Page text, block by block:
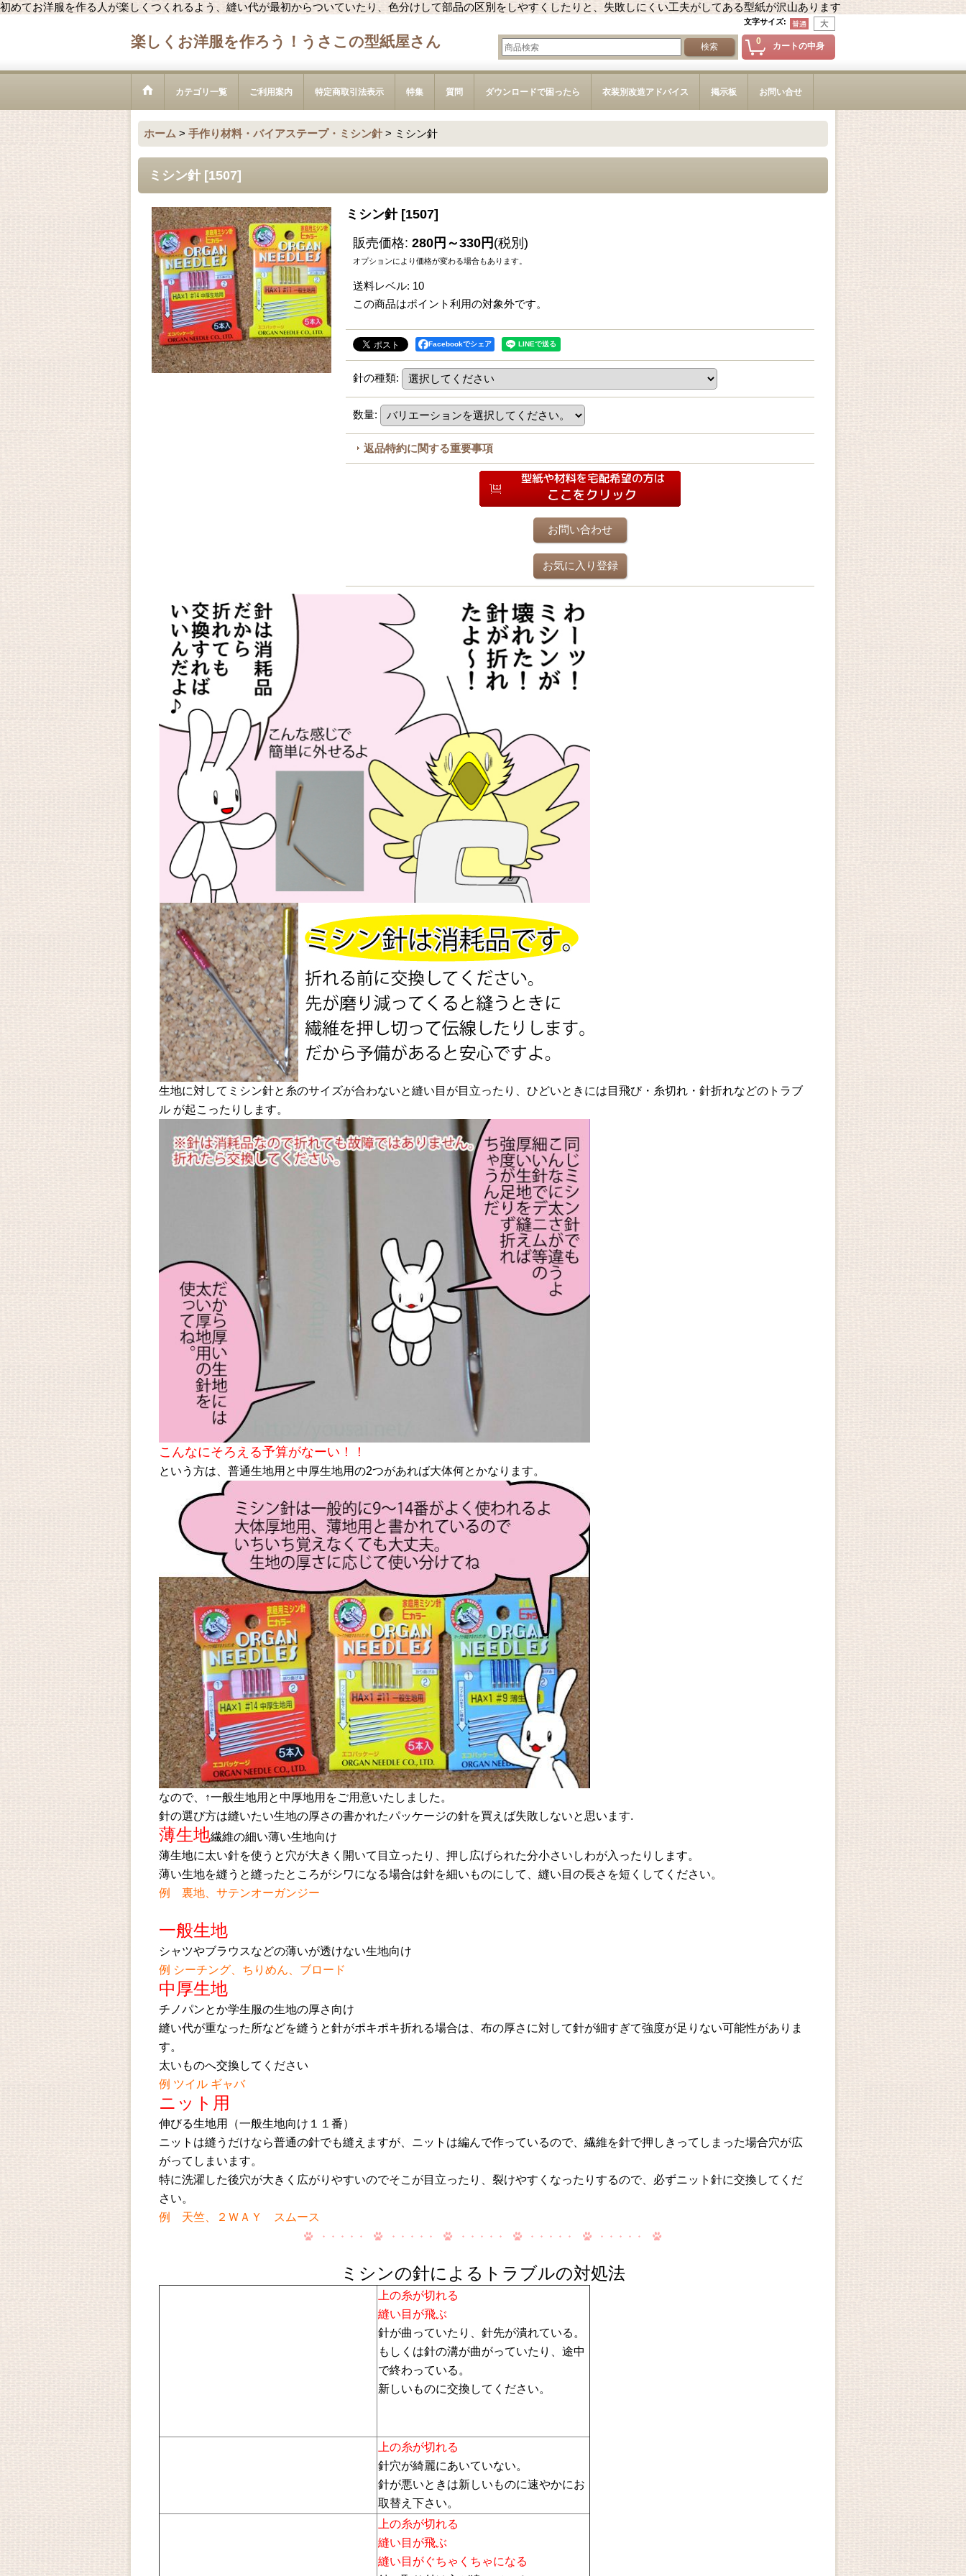
初めてお洋服を作る人が楽しくつくれるよう、縫い代が最初からついていたり、色分けして部品の区別をしやすくしたりと、失敗しにくい工夫がしてある型紙が沢山あります
文字サイズ:
楽しくお洋服を作ろう！うさこの型紙屋さん 0 カートの中身
カテゴリ一覧 ご利用案内 特定商取引法表示 特集 質問 ダウンロードで困ったら 衣装別改造アドバイス 掲示板 お問い合せ
ホーム > 手作り材料・バイアステープ・ミシン針 > ミシン針
ミシン針 [1507]
ミシン針 [1507]
販売価格: 280円～330円(税別)
オプションにより価格が変わる場合もあります。
送料レベル: 10
この商品はポイント利用の対象外です。
Facebookでシェア
針の種類:
数量:
返品特約に関する重要事項
お問い合わせ
お気に入り登録
生地に対してミシン針と糸のサイズが合わないと縫い目が目立ったり、ひどいときには目飛び・糸切れ・針折れなどのトラブ
ル が起こったりします。
こんなにそろえる予算がなーい！！
という方は、普通生地用と中厚生地用の2つがあれば大体何とかなります。
なので、↑一般生地用と中厚地用をご用意いたしました。
針の選び方は縫いたい生地の厚さの書かれたパッケージの針を買えば失敗しないと思います.
薄生地繊維の細い薄い生地向け
薄生地に太い針を使うと穴が大きく開いて目立ったり、押し広げられた分小さいしわが入ったりします。
薄い生地を縫うと縫ったところがシワになる場合は針を細いものにして、縫い目の長さを短くしてください。
例 裏地、サテンオーガンジー
一般生地
シャツやブラウスなどの薄いが透けない生地向け
例 シーチング、ちりめん、ブロード
中厚生地
チノパンとか学生服の生地の厚さ向け
縫い代が重なった所などを縫うと針がポキポキ折れる場合は、布の厚さに対して針が細すぎて強度が足りない可能性がありま
す。
太いものへ交換してください
例 ツイル ギャバ
ニット用
伸びる生地用（一般生地向け１１番）
ニットは縫うだけなら普通の針でも縫えますが、ニットは編んで作っているので、繊維を針で押しきってしまった場合穴が広
がってしまいます。
特に洗濯した後穴が大きく広がりやすいのでそこが目立ったり、裂けやすくなったりするので、必ずニット針に交換してくだ
さい。
例 天竺、２ＷＡＹ スムース
ミシンの針によるトラブルの対処法
上の糸が切れる
縫い目が飛ぶ
針が曲っていたり、針先が潰れている。
もしくは針の溝が曲がっていたり、途中
で終わっている。
新しいものに交換してください。
上の糸が切れる
針穴が綺麗にあいていない。
針が悪いときは新しいものに速やかにお
取替え下さい。
上の糸が切れる
縫い目が飛ぶ
縫い目がぐちゃくちゃになる